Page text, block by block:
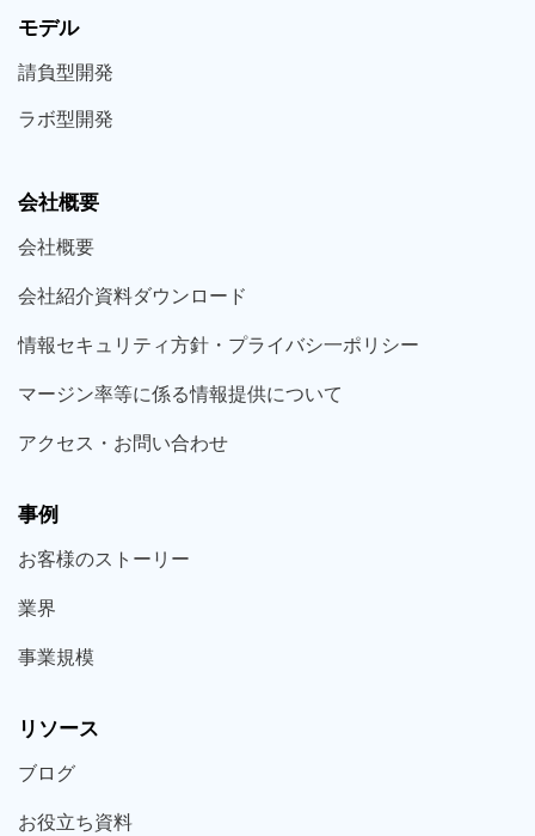
モデル
請負型開発
ラボ型開発
会社概要
会社概要
会社紹介資料ダウンロード
情報セキュリティ方針・プライバシ一ポリシー
マージン率等に係る情報提供について
アクセス・お問い合わせ
事例
お客様のストーリー
業界
事業規模
リソース
ブログ
お役立ち資料